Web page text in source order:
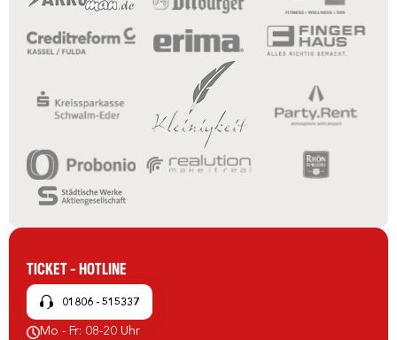
TICKET - HOTLINE
01806 - 515337
Mo - Fr: 08-20 Uhr